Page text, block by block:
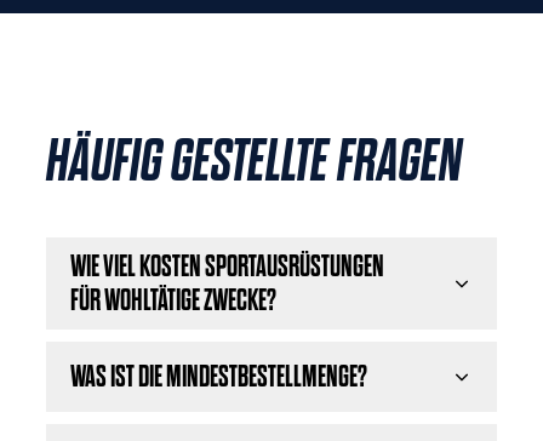
HÄUFIG GESTELLTE FRAGEN
WIE VIEL KOSTEN SPORTAUSRÜSTUNGEN
FÜR WOHLTÄTIGE ZWECKE?
WAS IST DIE MINDESTBESTELLMENGE?